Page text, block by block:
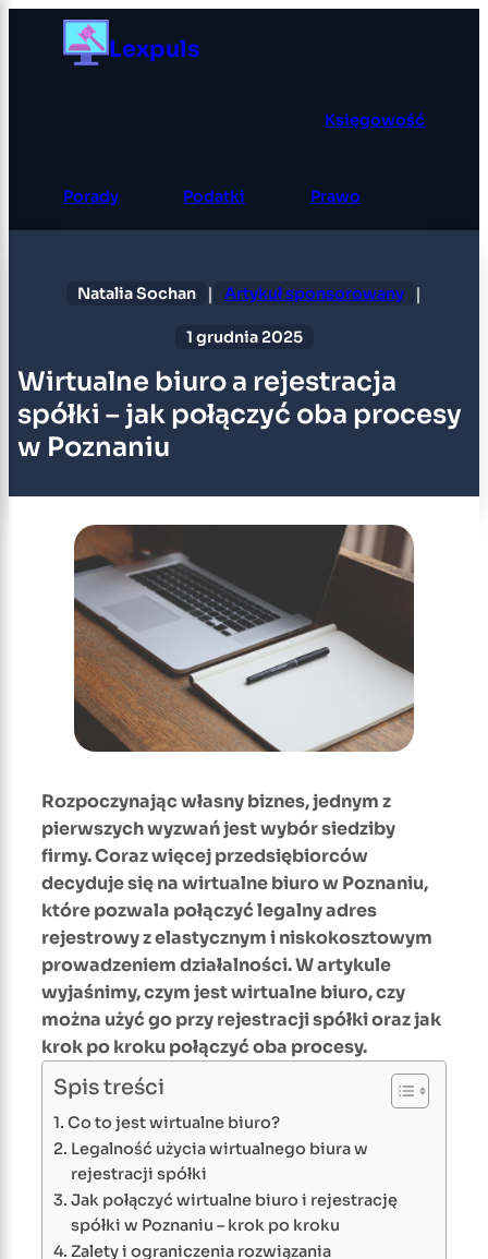
Przejdź
Lexpuls
Księgowość
Porady Podatki Prawo
Natalia Sochan | Artykuł sponsorowany |
1 grudnia 2025
Wirtualne biuro a rejestracja
spółki – jak połączyć oba procesy
w Poznaniu
Rozpoczynając własny biznes, jednym z
pierwszych wyzwań jest wybór siedziby
firmy. Coraz więcej przedsiębiorców
decyduje się na wirtualne biuro w Poznaniu,
które pozwala połączyć legalny adres
rejestrowy z elastycznym i niskokosztowym
prowadzeniem działalności. W artykule
wyjaśnimy, czym jest wirtualne biuro, czy
można użyć go przy rejestracji spółki oraz jak
krok po kroku połączyć oba procesy.
Spis treści
Co to jest wirtualne biuro?
Legalność użycia wirtualnego biura w
rejestracji spółki
Jak połączyć wirtualne biuro i rejestrację
spółki w Poznaniu – krok po kroku
Zalety i ograniczenia rozwiązania